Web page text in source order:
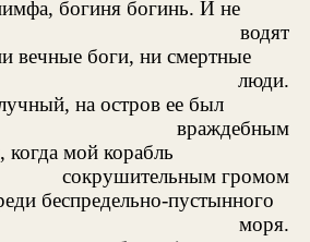
богиня богинь. И не
водят
вечные боги, ни смертные
люди.
на остров ее был
враждебным
мой корабль
сокрушительным громом
беспредельно-пустынного
моря.